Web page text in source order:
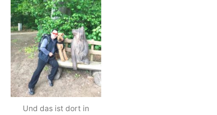
Und das ist dort in